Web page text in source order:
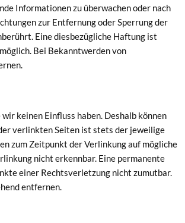
Informationen zu überwachen oder nach
zur Entfernung oder Sperrung der
Eine diesbezügliche Haftung ist
Bei Bekanntwerden von
keinen Einfluss haben. Deshalb können
verlinkten Seiten ist stets der jeweilige
zum Zeitpunkt der Verlinkung auf mögliche
nicht erkennbar. Eine permanente
einer Rechtsverletzung nicht zumutbar.
entfernen.